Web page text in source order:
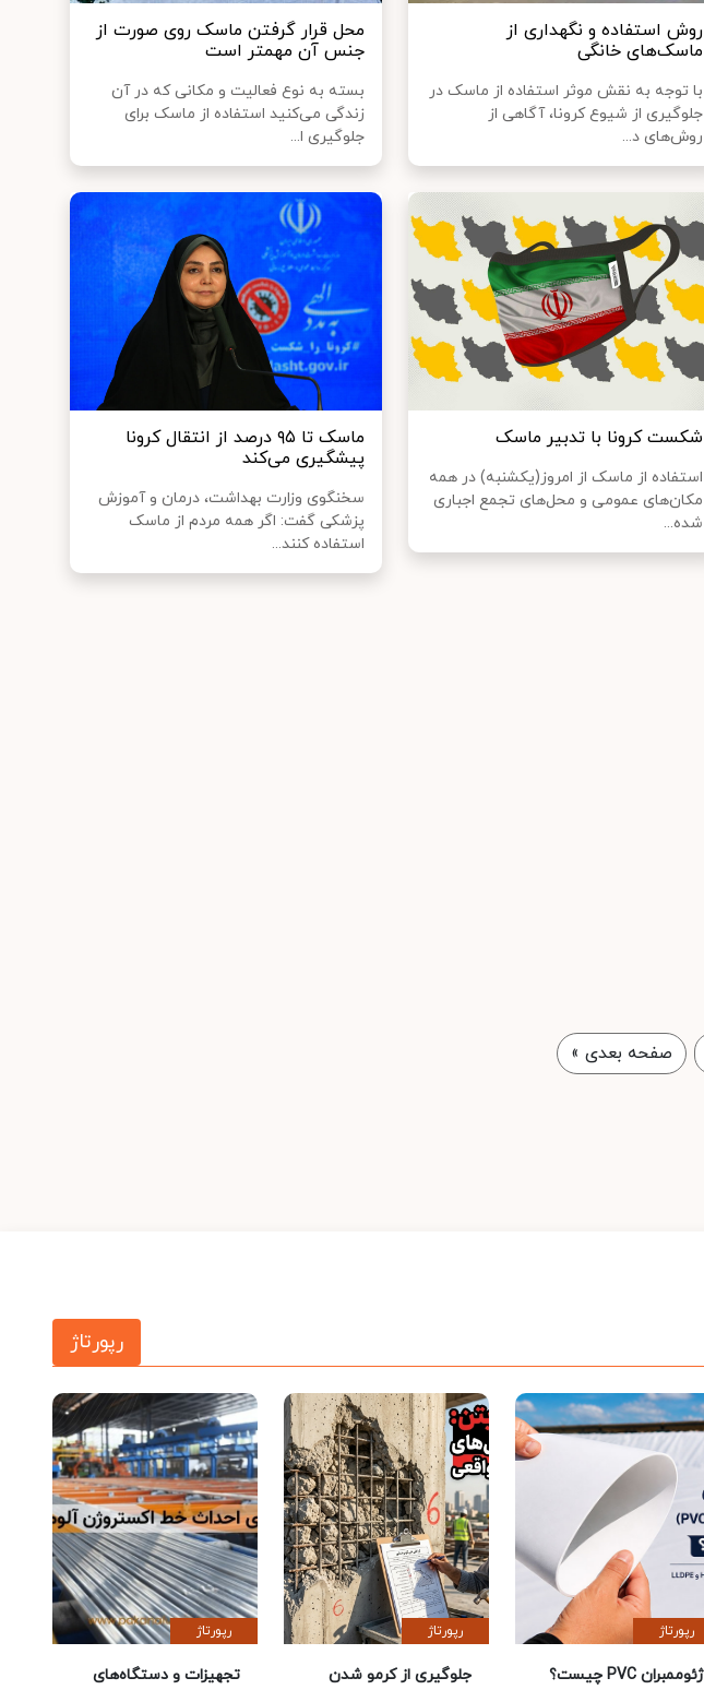
روش استفاده و نگهداری از
ماسک‌های خانگی
با توجه به نقش موثر استفاده از ماسک در
جلوگیری از شیوع کرونا، آگاهی از
روش‌های د...
محل قرار گرفتن ماسک روی صورت از
جنس آن مهمتر است
بسته به نوع فعالیت و مکانی که در آن
زندگی می‌کنید استفاده از ماسک برای
جلوگیری ا...
شکست کرونا با تدبیر ماسک
استفاده از ماسک از امروز(یکشنبه) در همه
مکان‌های عمومی و محل‌های تجمع اجباری
شده...
ماسک تا ۹۵ درصد از انتقال کرونا
پیشگیری می‌کند
سخنگوی وزارت بهداشت، درمان و آموزش
پزشکی گفت: اگر همه مردم از ماسک
استفاده کنند...
صفحه بعدی »
رپورتاژ
رپورتاژ
ژئوممبران PVC چیست؟
رپورتاژ
جلوگیری از کرمو شدن
رپورتاژ
تجهیزات و دستگاه‌های